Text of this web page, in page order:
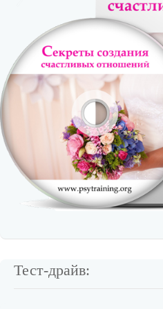
Тест-драйв: